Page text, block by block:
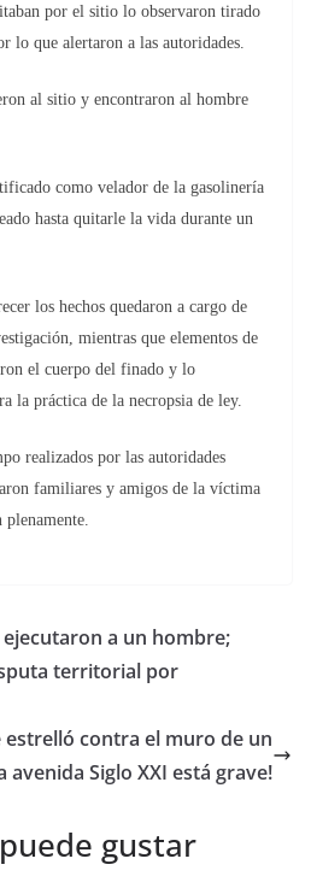
por el sitio lo observaron tirado
lo que alertaron a las autoridades.
al sitio y encontraron al hombre
como velador de la gasolinería
hasta quitarle la vida durante un
los hechos quedaron a cargo de
mientras que elementos de
el cuerpo del finado y lo
la práctica de la necropsia de ley.
realizados por las autoridades
familiares y amigos de la víctima
ejecutaron a un hombre;
territorial por
estrelló contra el muro de un
Siglo XXI está grave!
gustar